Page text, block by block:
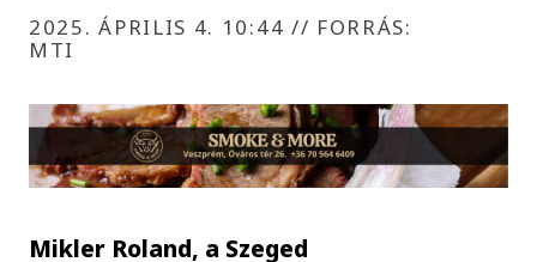
2025. ÁPRILIS 4. 10:44 // FORRÁS:
MTI
Mikler Roland, a Szeged